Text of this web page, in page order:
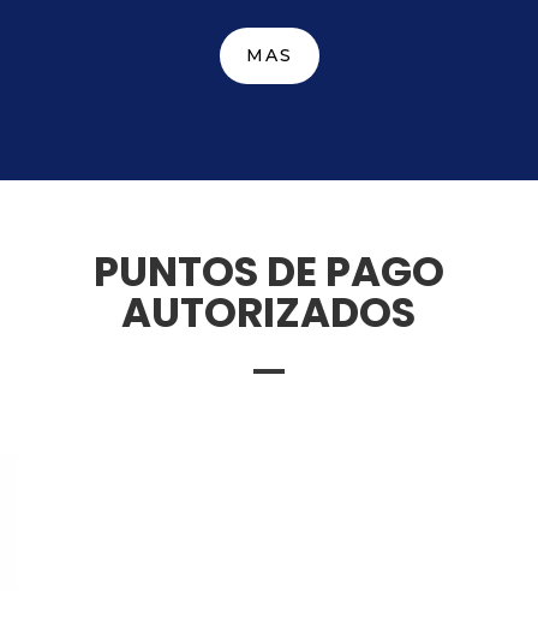
MAS
PUNTOS DE PAGO
AUTORIZADOS